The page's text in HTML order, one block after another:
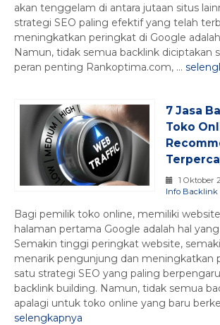
akan tenggelam di antara jutaan situs
strategi SEO paling efektif yang telah
meningkatkan peringkat di Google
Namun, tidak semua backlink diciptakan
peran penting Rankoptima.com, ...
7 Jasa
Toko
1 Oktober
Info Backlink
Bagi pemilik toko online, memiliki
halaman pertama Google adalah hal
Semakin tinggi peringkat website,
menarik pengunjung dan meningkatkan
satu strategi SEO yang paling
backlink building. Namun, tidak semua
apalagi untuk toko online yang baru
selengkapnya